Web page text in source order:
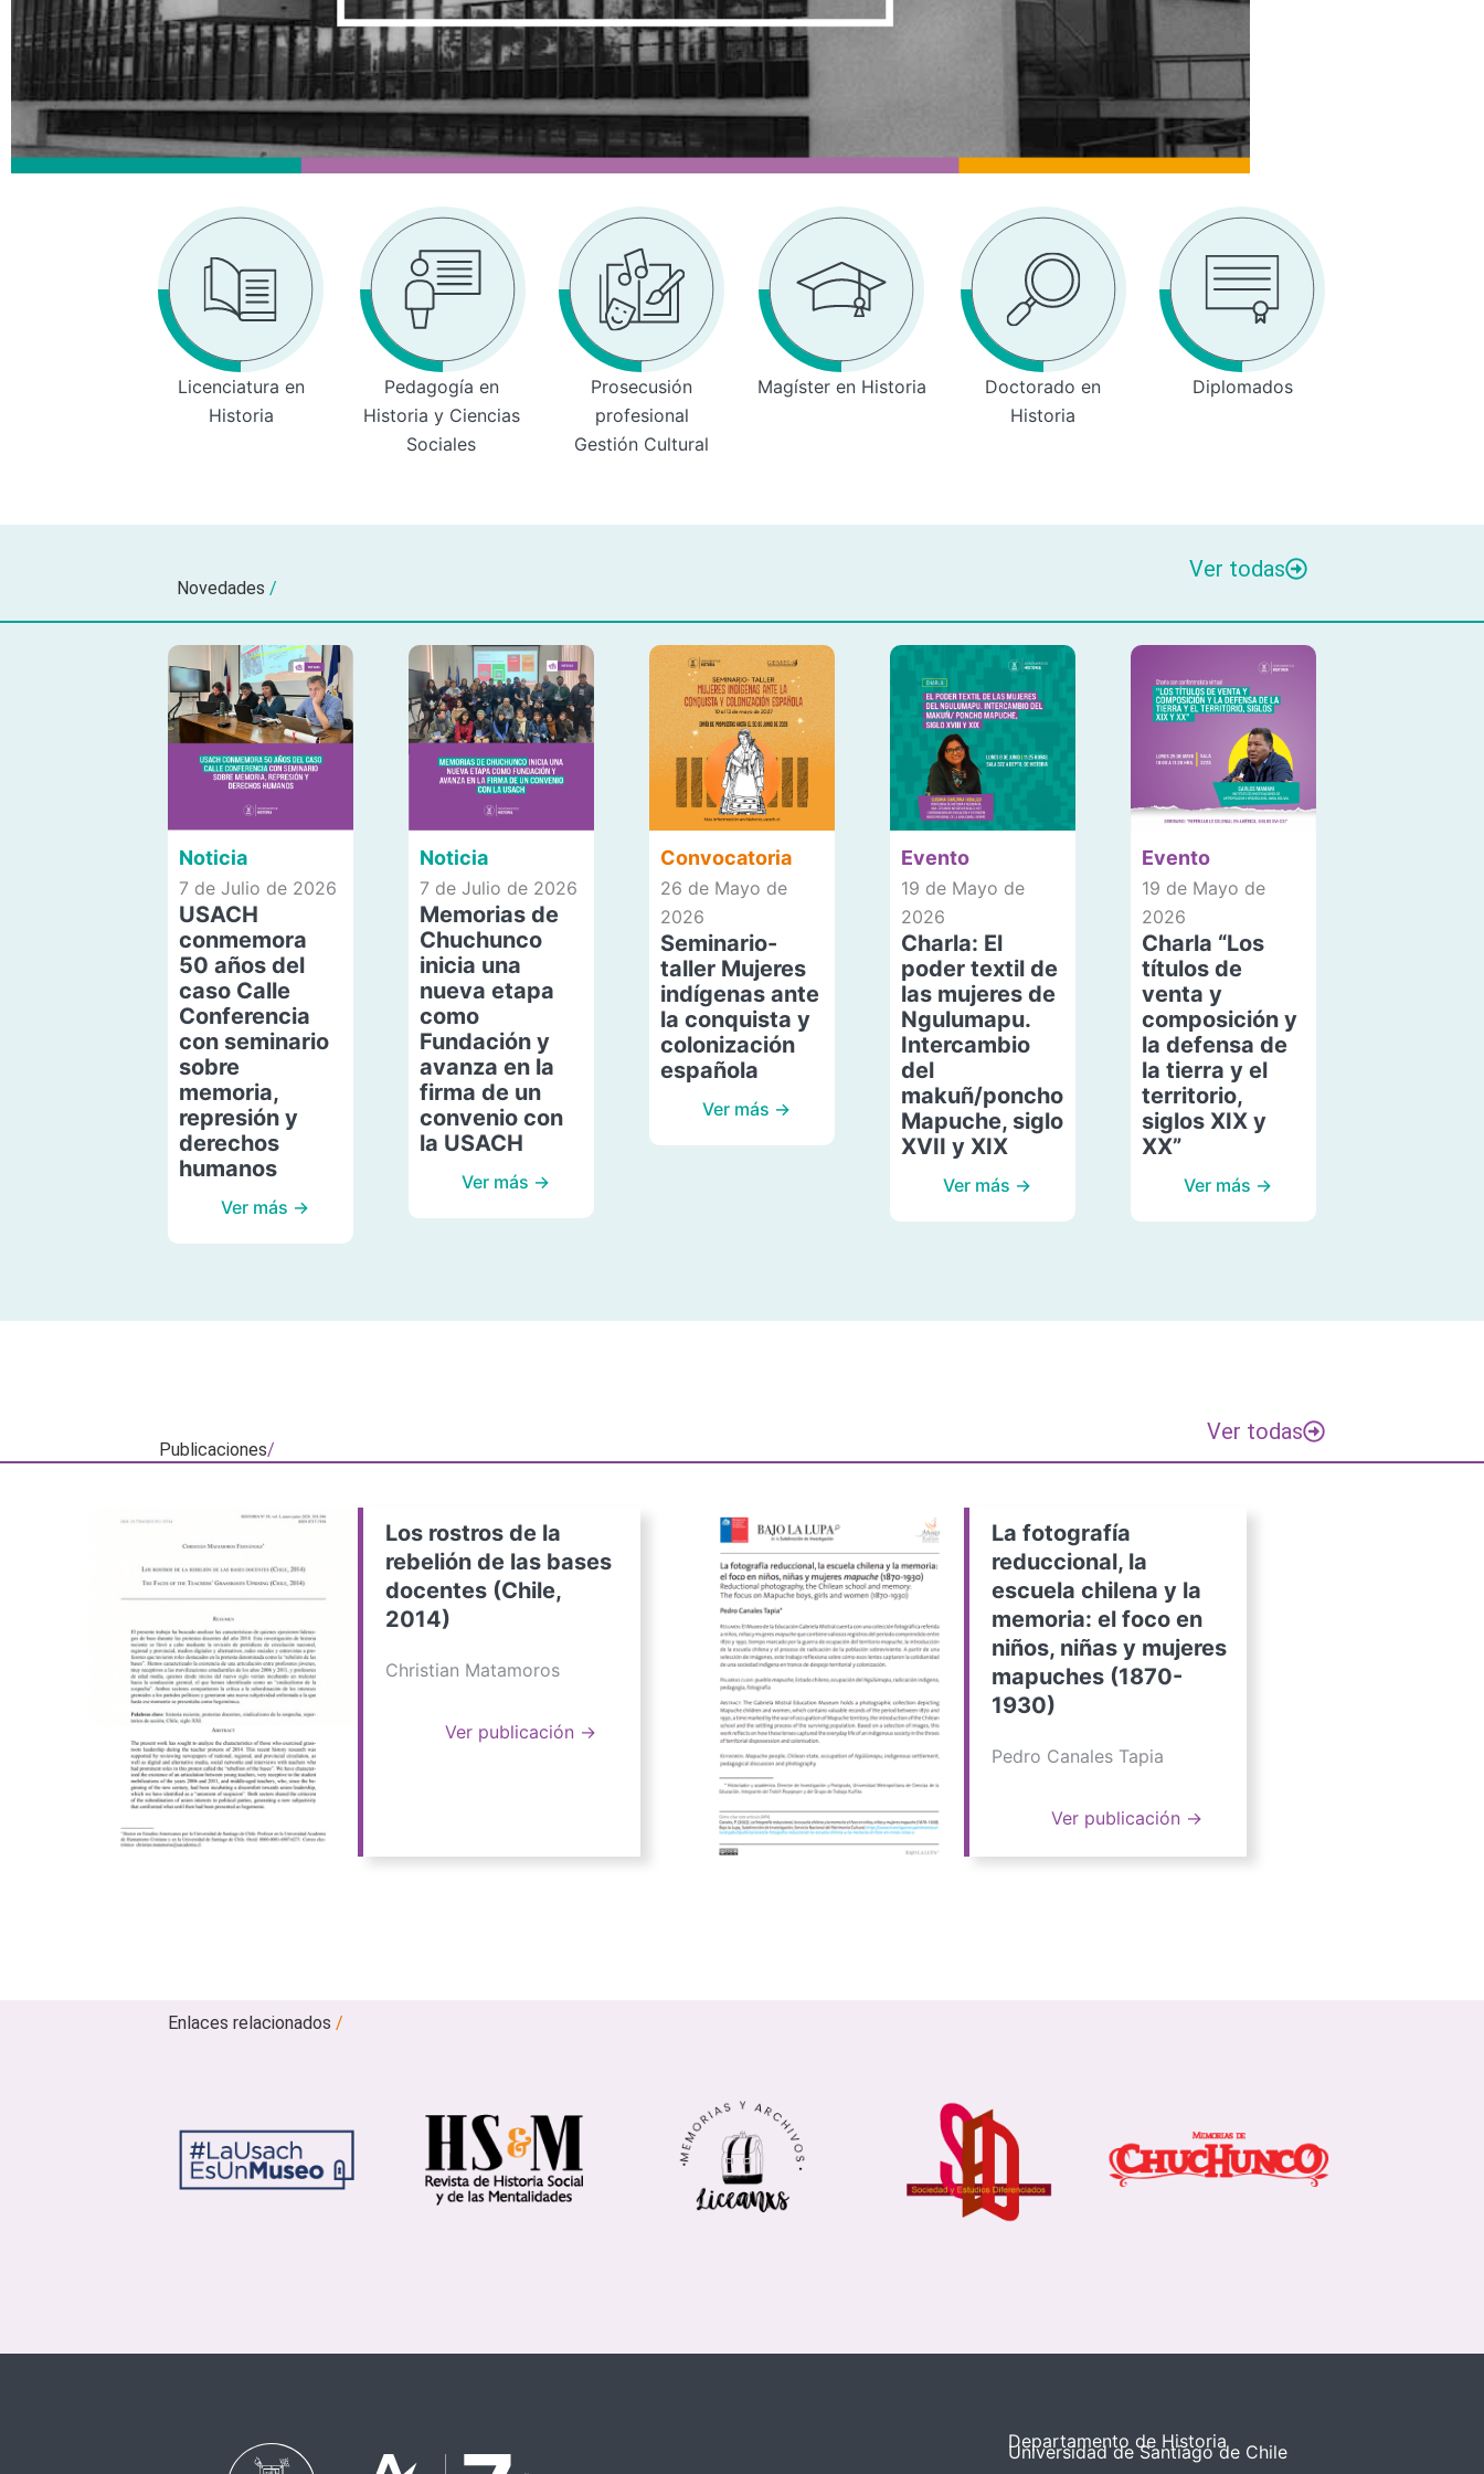
Licenciatura en
Historia
Pedagogía en
Historia y Ciencias
Sociales
Prosecusión
profesional
Gestión Cultural
Magíster en Historia
Doctorado en
Historia
Diplomados
Novedades /
Ver todas
Noticia
7 de Julio de 2026
USACH
conmemora
50 años del
caso Calle
Conferencia
con seminario
sobre
memoria,
represión y
derechos
humanos
Ver más →
Noticia
7 de Julio de 2026
Memorias de
Chuchunco
inicia una
nueva etapa
como
Fundación y
avanza en la
firma de un
convenio con
la USACH
Ver más →
Convocatoria
26 de Mayo de
2026
Seminario-
taller Mujeres
indígenas ante
la conquista y
colonización
española
Ver más →
Evento
19 de Mayo de
2026
Charla: El
poder textil de
las mujeres de
Ngulumapu.
Intercambio
del
makuñ/poncho
Mapuche, siglo
XVII y XIX
Ver más →
Evento
19 de Mayo de
2026
Charla “Los
títulos de
venta y
composición y
la defensa de
la tierra y el
territorio,
siglos XIX y
XX”
Ver más →
Publicaciones/
Ver todas
Los rostros de la
rebelión de las bases
docentes (Chile,
2014)
Christian Matamoros
Ver publicación →
La fotografía
reduccional, la
escuela chilena y la
memoria: el foco en
niños, niñas y mujeres
mapuches (1870-
1930)
Pedro Canales Tapia
Ver publicación →
Enlaces relacionados/
Departamento de Historia
Universidad de Santiago de Chile